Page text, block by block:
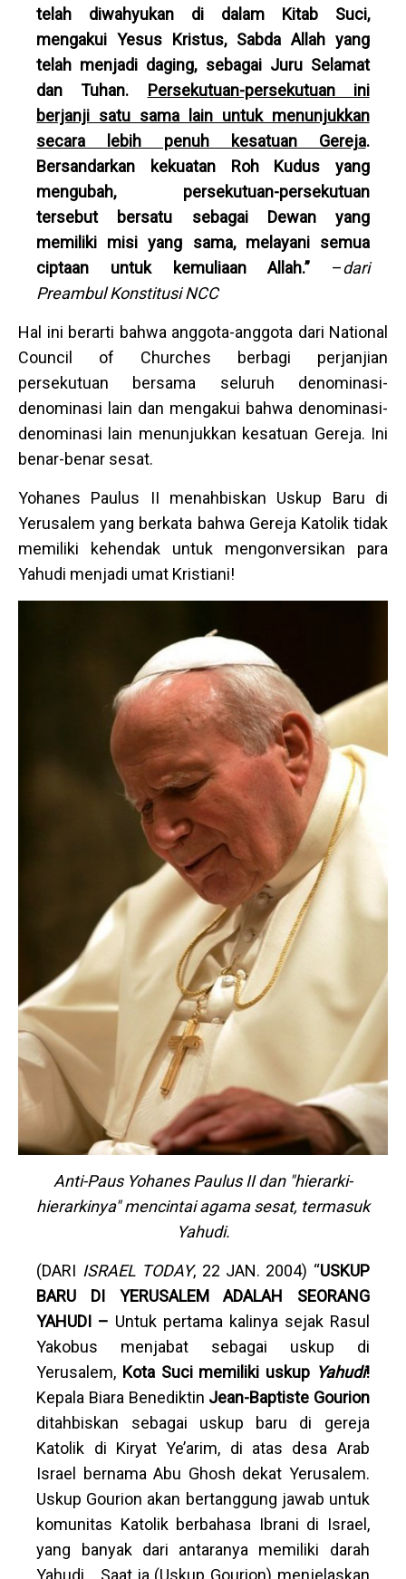
telah diwahyukan di dalam Kitab Suci,
mengakui Yesus Kristus, Sabda Allah yang
telah menjadi daging, sebagai Juru Selamat
dan Tuhan. Persekutuan-persekutuan ini
berjanji satu sama lain untuk menunjukkan
secara lebih penuh kesatuan Gereja.
Bersandarkan kekuatan Roh Kudus yang
mengubah, persekutuan-persekutuan
tersebut bersatu sebagai Dewan yang
memiliki misi yang sama, melayani semua
ciptaan untuk kemuliaan Allah.” –dari
Preambul Konstitusi NCC
Hal ini berarti bahwa anggota-anggota dari National
Council of Churches berbagi perjanjian
persekutuan bersama seluruh denominasi-
denominasi lain dan mengakui bahwa denominasi-
denominasi lain menunjukkan kesatuan Gereja. Ini
benar-benar sesat.
Yohanes Paulus II menahbiskan Uskup Baru di
Yerusalem yang berkata bahwa Gereja Katolik tidak
memiliki kehendak untuk mengonversikan para
Yahudi menjadi umat Kristiani!
Anti-Paus Yohanes Paulus II dan "hierarki-
hierarkinya" mencintai agama sesat, termasuk
Yahudi.
(DARI ISRAEL TODAY, 22 JAN. 2004) “USKUP
BARU DI YERUSALEM ADALAH SEORANG
YAHUDI – Untuk pertama kalinya sejak Rasul
Yakobus menjabat sebagai uskup di
Yerusalem, Kota Suci memiliki uskup Yahudi!
Kepala Biara Benediktin Jean-Baptiste Gourion
ditahbiskan sebagai uskup baru di gereja
Katolik di Kiryat Ye’arim, di atas desa Arab
Israel bernama Abu Ghosh dekat Yerusalem.
Uskup Gourion akan bertanggung jawab untuk
komunitas Katolik berbahasa Ibrani di Israel,
yang banyak dari antaranya memiliki darah
Yahudi... Saat ia (Uskup Gourion) menjelaskan